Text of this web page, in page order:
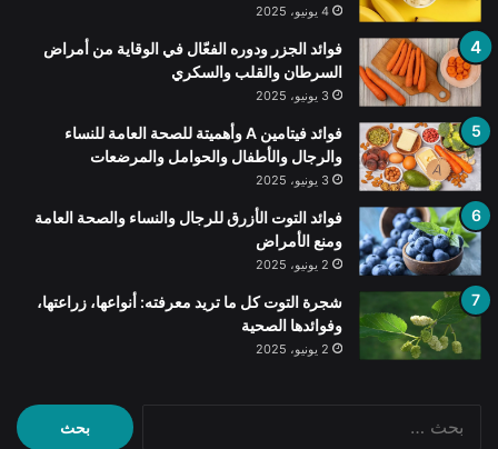
4 يونيو، 2025
فوائد الجزر ودوره الفعّال في الوقاية من أمراض
السرطان والقلب والسكري
3 يونيو، 2025
فوائد فيتامين A وأهميتة للصحة العامة للنساء
والرجال والأطفال والحوامل والمرضعات
3 يونيو، 2025
فوائد التوت الأزرق للرجال والنساء والصحة العامة
ومنع الأمراض
2 يونيو، 2025
شجرة التوت كل ما تريد معرفته: أنواعها، زراعتها،
وفوائدها الصحية
2 يونيو، 2025
البحث
عن: